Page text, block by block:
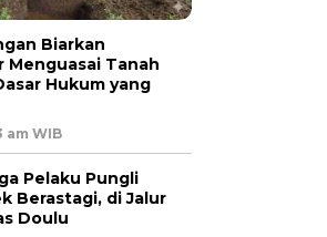
Biarkan
Menguasai Tanah
Hukum yang
am WIB
Pelaku Pungli
Berastagi, di Jalur
Doulu